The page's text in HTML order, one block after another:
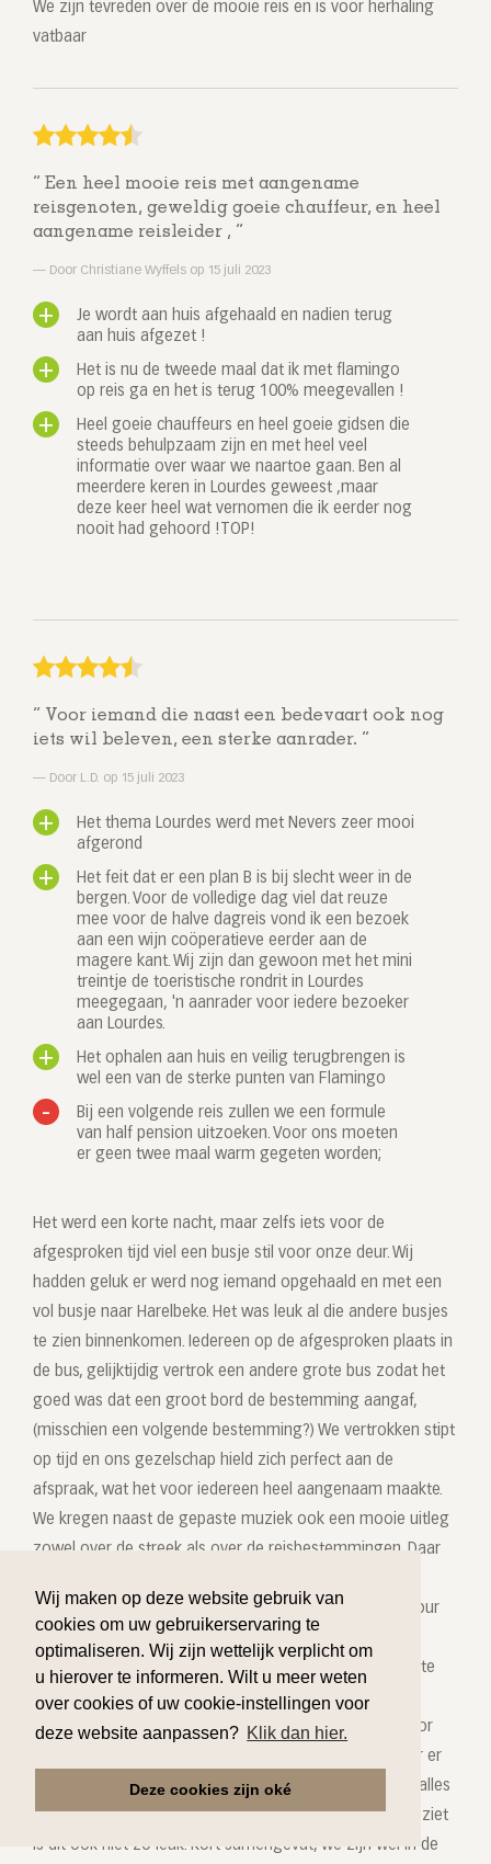
Wij maken op deze website gebruik van
cookies om uw gebruikerservaring te
optimaliseren. Wij zijn wettelijk verplicht om
u hierover te informeren. Wilt u meer weten
over cookies of uw cookie-instellingen voor
deze website aanpassen? Klik dan hier.
Deze cookies zijn oké
We zijn tevreden over de mooie reis en is voor herhaling
vatbaar
Een heel mooie reis met aangename
reisgenoten, geweldig goeie chauffeur, en heel
aangename reisleider ,
Door Christiane Wyffels op 15 juli 2023
Je wordt aan huis afgehaald en nadien terug
aan huis afgezet !
Het is nu de tweede maal dat ik met flamingo
op reis ga en het is terug 100% meegevallen !
Heel goeie chauffeurs en heel goeie gidsen die
steeds behulpzaam zijn en met heel veel
informatie over waar we naartoe gaan. Ben al
meerdere keren in Lourdes geweest ,maar
deze keer heel wat vernomen die ik eerder nog
nooit had gehoord !TOP!
Voor iemand die naast een bedevaart ook nog
iets wil beleven, een sterke aanrader.
Door L.D. op 15 juli 2023
Het thema Lourdes werd met Nevers zeer mooi
afgerond
Het feit dat er een plan B is bij slecht weer in de
bergen. Voor de volledige dag viel dat reuze
mee voor de halve dagreis vond ik een bezoek
aan een wijn coöperatieve eerder aan de
magere kant. Wij zijn dan gewoon met het mini
treintje de toeristische rondrit in Lourdes
meegegaan, 'n aanrader voor iedere bezoeker
aan Lourdes.
Het ophalen aan huis en veilig terugbrengen is
wel een van de sterke punten van Flamingo
Bij een volgende reis zullen we een formule
van half pension uitzoeken. Voor ons moeten
er geen twee maal warm gegeten worden;
Het werd een korte nacht, maar zelfs iets voor de
afgesproken tijd viel een busje stil voor onze deur. Wij
hadden geluk er werd nog iemand opgehaald en met een
vol busje naar Harelbeke. Het was leuk al die andere busjes
te zien binnenkomen. Iedereen op de afgesproken plaats in
de bus, gelijktijdig vertrok een andere grote bus zodat het
goed was dat een groot bord de bestemming aangaf,
(misschien een volgende bestemming?) We vertrokken stipt
op tijd en ons gezelschap hield zich perfect aan de
afspraak, wat het voor iedereen heel aangenaam maakte.
We kregen naast de gepaste muziek ook een mooie uitleg
zowel over de streek als over de reisbestemmingen. Daar
kans om onderweg nog iets te bezoeken, zowel Oradour
als Nevers waren passende bestemmingen. In Lourdes
kregen we de nodige vrije tijd om op eigen ritme alles te
bezoeken. Het weer was ons minder goed gezind,
smeltende sneeuw en mist in de bergen zorgden ervoor
dat de programma's dienden aangepast worden, maar er
was altijd een plan B. Alle begrip want veiligheid boven alles
en als je op de top van een berg bent en enkel wolken ziet
is dit ook niet zo leuk. Kort samengevat, we zijn wel in de